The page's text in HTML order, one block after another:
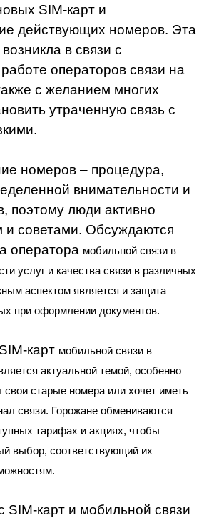
SIM-карт и
действующих номеров. Эта
в связи с
операторов связи на
с желанием многих
утраченную связь с
номеров – процедура,
внимательности и
поэтому люди активно
и советами. Обсуждаются
оператора мобильной связи в
услуг и качества связи в различных
аспектом является и защита
при оформлении документов.
карт мобильной связи в
актуальной темой, особенно
свои старые номера или хочет иметь
связи. Горожане обмениваются
тарифах и акциях, чтобы
выбор, соответствующий их
SIM-карт и мобильной связи